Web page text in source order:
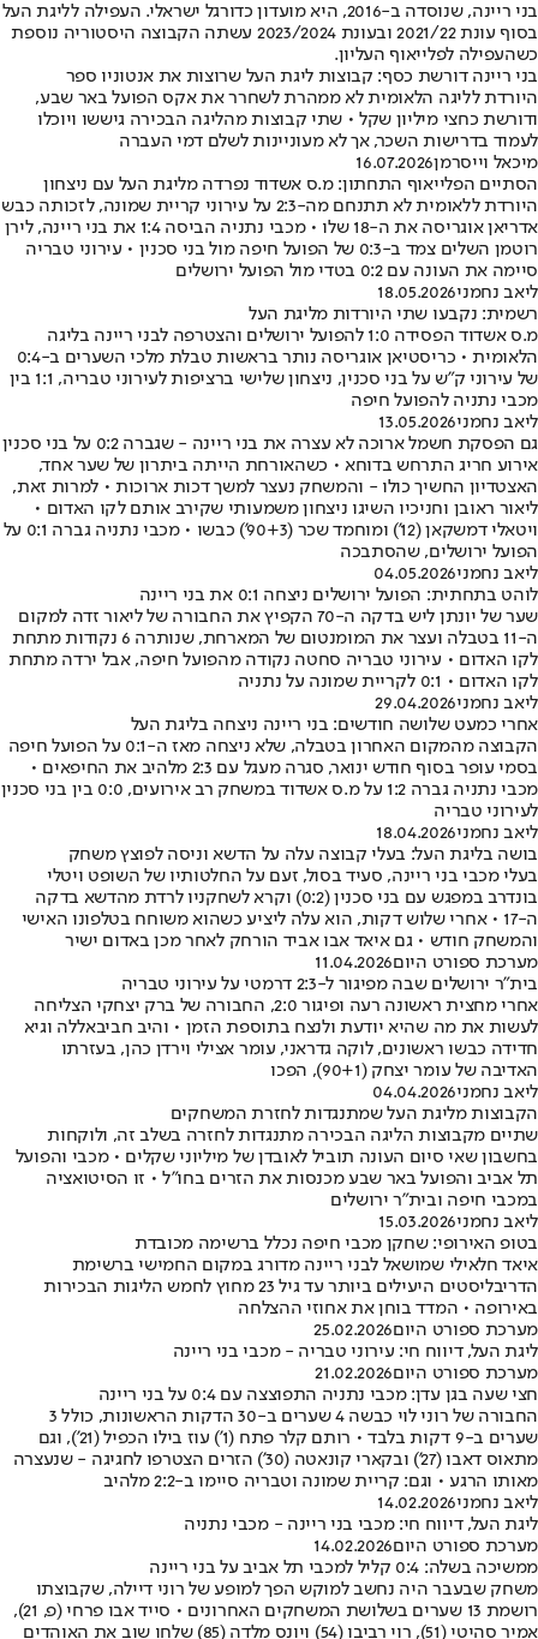
בני ריינה, שנוסדה ב-2016, היא מועדון כדורגל ישראלי. העפילה לליגת העל
בסוף עונת 2021/22 ובעונת 2023/2024 עשתה הקבוצה היסטוריה נוספת
כשהעפילה לפלייאוף העליון.
בני ריינה דורשת כסף: קבוצות ליגת העל שרוצות את אנטוניו ספר
היורדת לליגה הלאומית לא ממהרת לשחרר את אקס הפועל באר שבע,
ודורשת כחצי מיליון שקל • שתי קבוצות מהליגה הבכירה גיששו ויוכלו
לעמוד בדרישות השכר, אך לא מעוניינות לשלם דמי העברה
מיכאל וייסרמן16.07.2026
הסתיים הפלייאוף התחתון: מ.ס אשדוד נפרדה מליגת העל עם ניצחון
היורדת ללאומית לא תתנחם מה-2:3 על עירוני קריית שמונה, לזכותה כבש
אדריאן אוגריסה את ה-18 שלו • מכבי נתניה הביסה 1:4 את בני ריינה, לירן
רוטמן השלים צמד ב-0:3 של הפועל חיפה מול בני סכנין • עירוני טבריה
סיימה את העונה עם 0:2 בטדי מול הפועל ירושלים
ליאב נחמני18.05.2026
רשמית: נקבעו שתי היורדות מליגת העל
מ.ס אשדוד הפסידה 1:0 להפועל ירושלים והצטרפה לבני ריינה בליגה
הלאומית • כריסטיאן אוגריסה נותר בראשות טבלת מלכי השערים ב-0:4
של עירוני ק"ש על בני סכנין, ניצחון שלישי ברציפות לעירוני טבריה, 1:1 בין
מכבי נתניה להפועל חיפה
ליאב נחמני13.05.2026
גם הפסקת חשמל ארוכה לא עצרה את בני ריינה - שגברה 0:2 על בני סכנין
אירוע חריג התרחש בדוחא • כשהאורחת הייתה ביתרון של שער אחד,
האצטדיון החשיך כולו - והמשחק נעצר למשך דכות ארוכות • למרות זאת,
ליאור ראובן וחניכיו השיגו ניצחון משמעותי שקירב אותם לקו האדום •
ויטאלי דמשקאן (12') ומוחמד שכר (90+3') כבשו • מכבי נתניה גברה 0:1 על
הפועל ירושלים, שהסתבכה
ליאב נחמני04.05.2026
לוהט בתחתית: הפועל ירושלים ניצחה 0:1 את בני ריינה
שער של יונתן ליש בדקה ה-70 הקפיץ את החבורה של ליאור זדה למקום
ה-11 בטבלה ועצר את המומנטום של המארחת, שנותרה 6 נקודות מתחת
לקו האדום • עירוני טבריה סחטה נקודה מהפועל חיפה, אבל ירדה מתחת
לקו האדום • 0:1 לקריית שמונה על נתניה
ליאב נחמני29.04.2026
אחרי כמעט שלושה חודשים: בני ריינה ניצחה בליגת העל
הקבוצה מהמקום האחרון בטבלה, שלא ניצחה מאז ה-0:1 על הפועל חיפה
בסמי עופר בסוף חודש ינואר, סגרה מעגל עם 2:3 מלהיב את החיפאים •
מכבי נתניה גברה 1:2 על מ.ס אשדוד במשחק רב אירועים, 0:0 בין בני סכנין
לעירוני טבריה
ליאב נחמני18.04.2026
בושה בליגת העל: בעלי קבוצה עלה על הדשא וניסה לפוצץ משחק
בעלי מכבי בני ריינה, סעיד בסול, זעם על החלטותיו של השופט ויטלי
בונדרב במפגש עם בני סכנין (0:2) וקרא לשחקניו לרדת מהדשא בדקה
ה-17 • אחרי שלוש דקות, הוא עלה ליציע כשהוא משוחח בטלפונו האישי
והמשחק חודש • גם איאד אבו אביד הורחק לאחר מכן באדום ישיר
מערכת ספורט היום11.04.2026
בית"ר ירושלים שבה מפיגור ל-2:3 דרמטי על עירוני טבריה
אחרי מחצית ראשונה רעה ופיגור 2:0, החבורה של ברק יצחקי הצליחה
לעשות את מה שהיא יודעת ולנצח בתוספת הזמן • והיב חביבאללה וגיא
חדידה כבשו ראשונים, לוקה גדראני, עומר אצילי וירדן כהן, בעזרתו
האדיבה של עומר יצחק (90+1), הפכו
ליאב נחמני04.04.2026
הקבוצות מליגת העל שמתנגדות לחזרת המשחקים
שתיים מקבוצות הליגה הבכירה מתנגדות לחזרה בשלב זה, ולוקחות
בחשבון שאי סיום העונה תוביל לאובדן של מיליוני שקלים • מכבי והפועל
תל אביב והפועל באר שבע מכנסות את הזרים בחו"ל • זו הסיטואציה
במכבי חיפה ובית"ר ירושלים
ליאב נחמני15.03.2026
בטופ האירופי: שחקן מכבי חיפה נכלל ברשימה מכובדת
איאד חלאילי שמושאל לבני ריינה מדורג במקום החמישי ברשימת
הדריבליסטים היעילים ביותר עד גיל 23 מחוץ לחמש הליגות הבכירות
באירופה • המדד בוחן את אחוזי ההצלחה
מערכת ספורט היום25.02.2026
ליגת העל, דיווח חי: עירוני טבריה - מכבי בני ריינה
מערכת ספורט היום21.02.2026
חצי שעה בגן עדן: מכבי נתניה התפוצצה עם 0:4 על בני ריינה
החבורה של רוני לוי כבשה 4 שערים ב-30 הדקות הראשונות, כולל 3
שערים ב-9 דקות בלבד • רותם קלר פתח (1') עוז בילו הכפיל (21'), וגם
מתאוס דאבו (27') ובקארי קונאטה (30') הזרים הצטרפו לחגיגה - שנעצרה
מאותו הרגע • וגם: קריית שמונה וטבריה סיימו ב-2:2 מלהיב
ליאב נחמני14.02.2026
ליגת העל, דיווח חי: מכבי בני ריינה - מכבי נתניה
מערכת ספורט היום14.02.2026
ממשיכה בשלה: 0:4 קליל למכבי תל אביב על בני ריינה
משחק שבעבר היה נחשב למוקש הפך למופע של רוני דיילה, שקבוצתו
רושמת 13 שערים בשלושת המשחקים האחרונים • סייד אבו פרחי (פ, 21),
אמיר סהיטי (51), רוי רביבו (54) ויונס מלדה (85) שלחו שוב את האוהדים